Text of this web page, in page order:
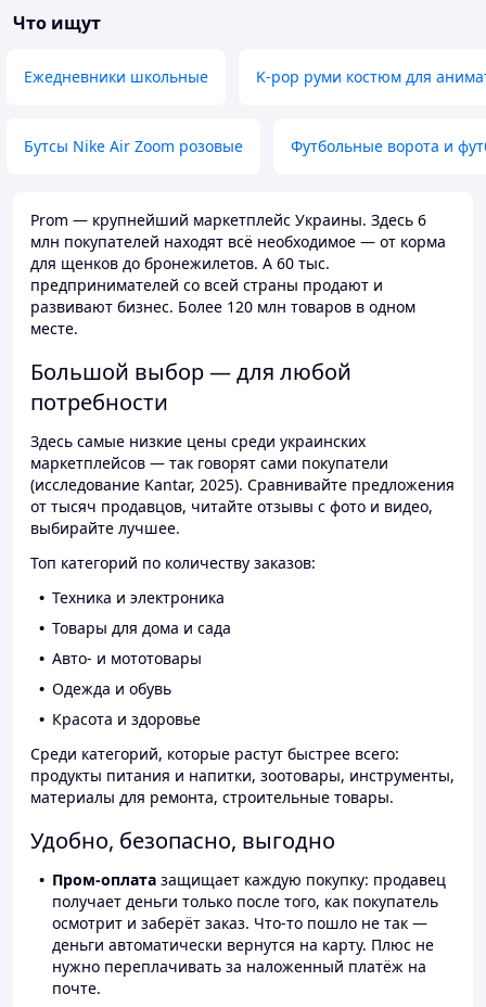
Что ищут
Ежедневники школьные K-pop руми костюм для
Бутсы Nike Air Zoom розовые Футбольные ворота и
Prom — крупнейший маркетплейс Украины. Здесь 6
млн покупателей находят всё необходимое — от корма
для щенков до бронежилетов. А 60 тыс.
предпринимателей со всей страны продают и
развивают бизнес. Более 120 млн товаров в одном
месте.
Большой выбор — для любой
потребности
Здесь самые низкие цены среди украинских
маркетплейсов — так говорят сами покупатели
(исследование Kantar, 2025). Сравнивайте предложения
от тысяч продавцов, читайте отзывы с фото и видео,
выбирайте лучшее.
Топ категорий по количеству заказов:
Техника и электроника
Товары для дома и сада
Авто- и мототовары
Одежда и обувь
Красота и здоровье
Среди категорий, которые растут быстрее всего:
продукты питания и напитки, зоотовары, инструменты,
материалы для ремонта, строительные товары.
Удобно, безопасно, выгодно
Пром-оплата защищает каждую покупку: продавец
получает деньги только после того, как покупатель
осмотрит и заберёт заказ. Что-то пошло не так —
деньги автоматически вернутся на карту. Плюс не
нужно переплачивать за наложенный платёж на
почте.